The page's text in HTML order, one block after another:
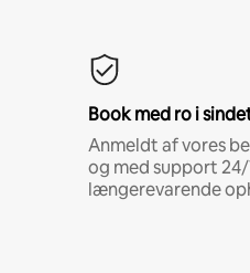
Book med ro i
Anmeldt af vores
og med support
længerevarende